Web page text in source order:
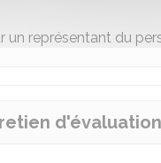
un représentant du